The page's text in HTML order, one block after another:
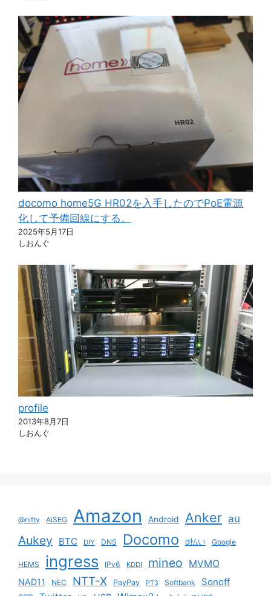
docomo home5G HR02を入手したのでPoE電源
化して予備回線にする。
2025年5月17日
しおんぐ
profile
2013年8月7日
しおんぐ
@nifty AiSEG Amazon Android Anker au
Aukey BTC DIY DNS Docomo d払い Google
HEMS ingress IPv6 KDDI mineo MVMO
NAD11 NEC NTT-X PayPay PT3 Softbank Sonoff